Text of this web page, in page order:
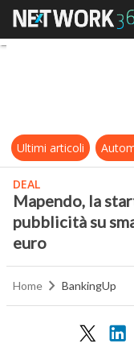
Ultimi articoli
DEAL
Mapendo, la
pubblicità su
euro
Home BankingUp